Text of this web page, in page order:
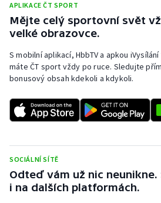
Ragby
Rychlostní kanoistika
Short track
Stolní tenis
Triatlon
APLIKACE ČT SPORT
Mějte celý sportovní svět
velké obrazovce.
S mobilní aplikací, HbbTV a apkou
máte ČT sport vždy po ruce. Sledujte
bonusový obsah kdekoli a kdykoli.
SOCIÁLNÍ SÍTĚ
Odteď vám už nic neunikne.
i na dalších platformách.